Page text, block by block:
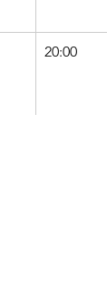
20:00